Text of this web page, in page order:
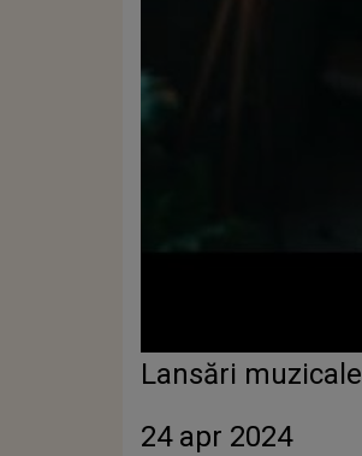
Lansări muzicale
24 apr 2024